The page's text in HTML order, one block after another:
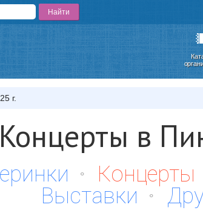
г.
Концерты в
Концерты
Выставки